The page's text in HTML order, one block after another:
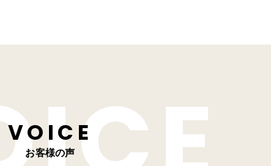
VOICE
お客様の声